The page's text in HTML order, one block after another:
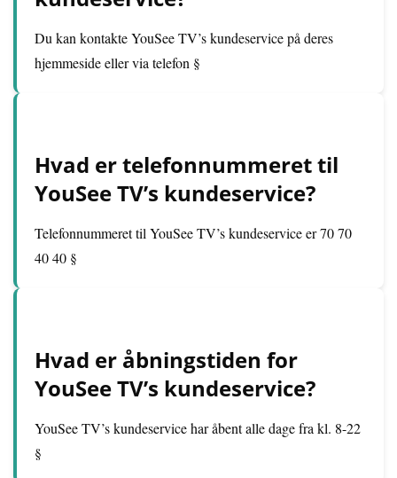
Du kan kontakte YouSee TV’s kundeservice på deres
hjemmeside eller via telefon §
Hvad er telefonnummeret til
YouSee TV’s kundeservice?
Telefonnummeret til YouSee TV’s kundeservice er 70 70
40 40 §
Hvad er åbningstiden for
YouSee TV’s kundeservice?
YouSee TV’s kundeservice har åbent alle dage fra kl. 8-22
§